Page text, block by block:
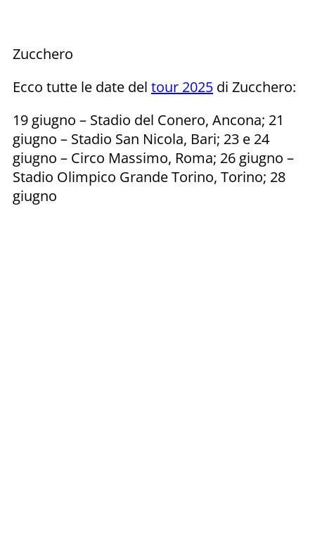
Zucchero
Ecco tutte le date del tour 2025 di Zucchero:
19 giugno – Stadio del Conero, Ancona; 21
giugno – Stadio San Nicola, Bari; 23 e 24
giugno – Circo Massimo, Roma; 26 giugno –
Stadio Olimpico Grande Torino, Torino; 28
giugno